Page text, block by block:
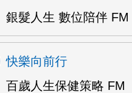
銀髮人生 數位陪伴 FM
快樂向前行
百歲人生保健策略 FM